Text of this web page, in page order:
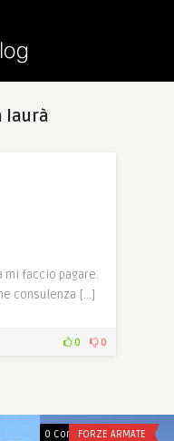
laurà
mi faccio pagare.
consulenza […]
0 0
0 CommentsFORZE ARMATE